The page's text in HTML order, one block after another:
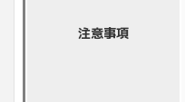
注意事項